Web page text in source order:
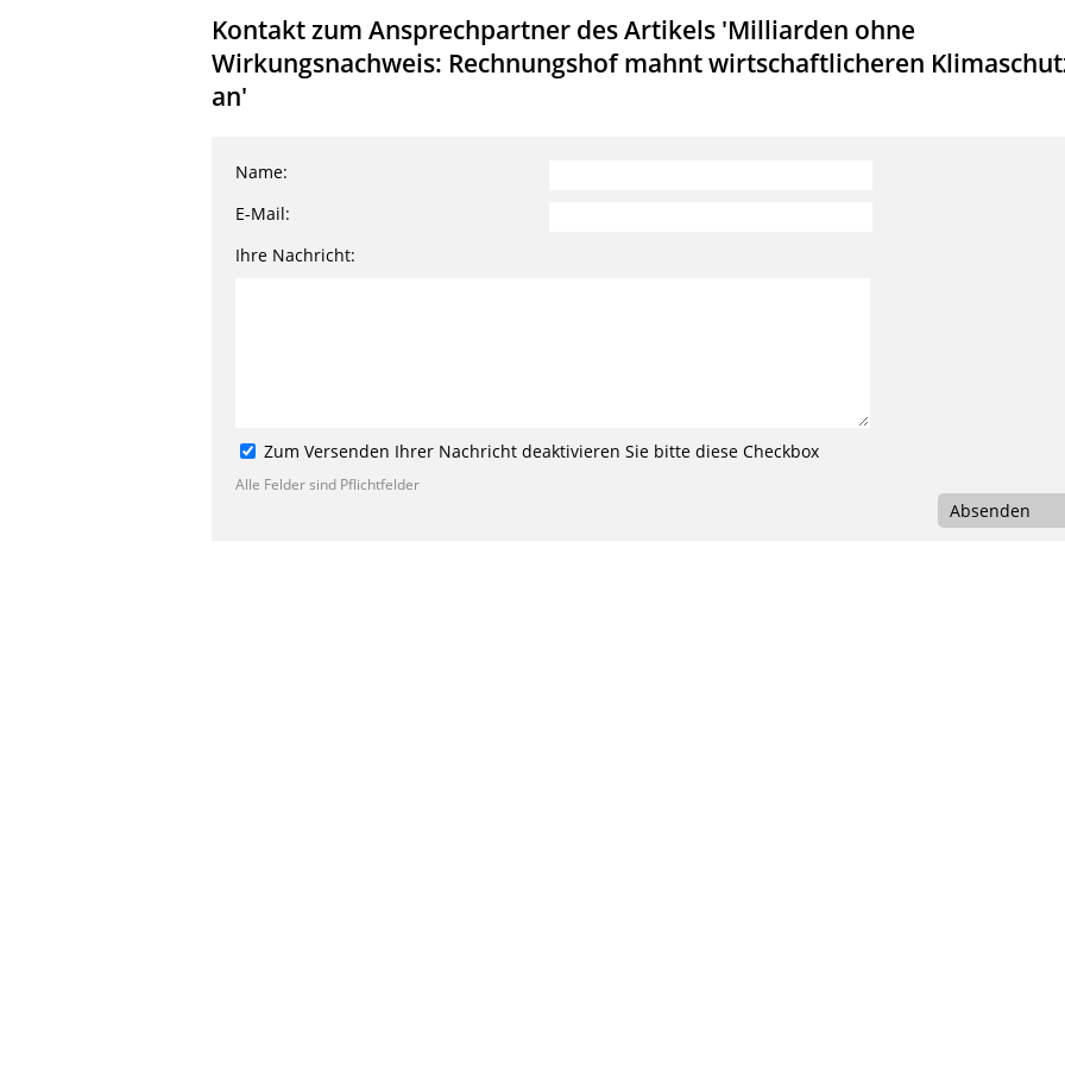
Kontakt zum Ansprechpartner des Artikels 'Milliarden ohne
Wirkungsnachweis: Rechnungshof mahnt wirtschaftlicheren
an'
Name:
E-Mail:
Ihre Nachricht:
Zum Versenden Ihrer Nachricht deaktivieren Sie bitte diese Checkbox
Alle Felder sind Pflichtfelder
Absenden